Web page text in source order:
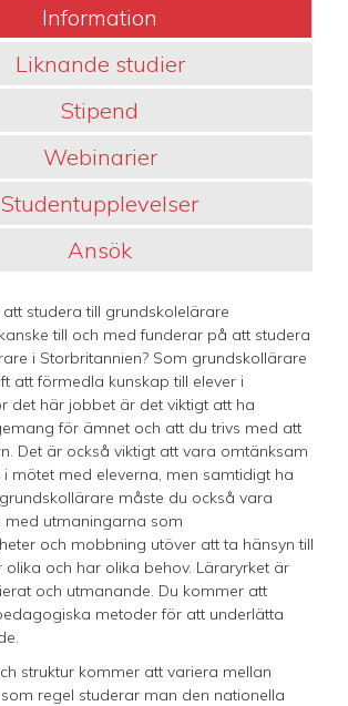
Information
Liknande studier
Stipend
Webinarier
Studentupplevelser
Ansök
studera till grundskolelärare
till och med funderar på att studera
i Storbritannien? Som grundskollärare
att förmedla kunskap till elever i
det här jobbet är det viktigt att ha
för ämnet och att du trivs med att
Det är också viktigt att vara omtänksam
mötet med eleverna, men samtidigt ha
måste du också vara
med utmaningarna som
och mobbning utöver att ta hänsyn till
olika och har olika behov. Läraryrket är
och utmanande. Du kommer att
metoder för att underlätta
struktur kommer att variera mellan
regel studerar man den nationella